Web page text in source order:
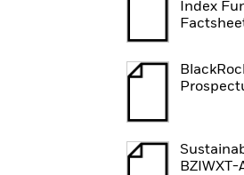
garanzia
ITR non è
tempo,
riflettere
Index
BZIWXT-